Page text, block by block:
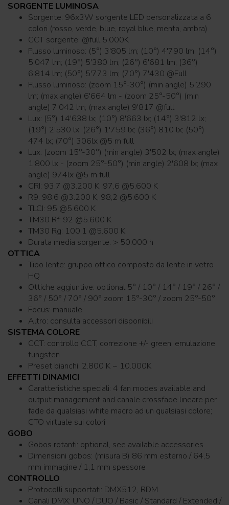
SORGENTE LUMINOSA
Sorgente: 96x3W sorgente LED personalizzata a 6
colori (rosso, verde, blue, royal blue, menta, ambra)
CCT sorgente: @full 5.000K
Flusso luminoso: (5°) 3'805 lm; (10°) 4'790 lm; (14°)
5'047 lm; (19°) 5'380 lm; (26°) 6'681 lm; (36°)
6'814 lm; (50°) 5'773 lm; (70°) 7'430 @Full
Flusso luminoso: (zoom 15°-30°) (min angle) 5'290
lm; (max angle) 6'664 lm - (zoom 25°-50°) (min
angle) 7'042 lm; (max angle) 9'817 @full
Lux: (5°) 14'638 lx; (10°) 8'663 lx; (14°) 3'812 lx;
(19°) 2'530 lx; (26°) 1'759 lx; (36°) 810 lx; (50°)
474 lx; (70°) 306lx @5 m full
Lux: (zoom 15°-30°) (min angle) 3'502 lx; (max angle)
1'800 lx - (zoom 25°-50°) (min angle) 2'608 lx; (max
angle) 974lx @5 m full
CRI: 93,7 @3.200 K; 97,6 @5.600 K
R9: 98,6 @3.200 K; 98,2 @5.600 K
TLCI: 95 @5.600 K
TM30 Rf: 92 @5.600 K
TM30 Rg: 100,1 @5.600 K
Durata media sorgente: > 50.000 h
OTTICA
Tipo lente: gruppo ottico composto da lente in vetro
HQ
Ottiche aggiuntive: optional 5° / 10° / 14° / 19° / 26° /
36° / 50° / 70° / 90° zoom 15°-30° / zoom 25°-50°
Focus: manuale
Altro: consulta accessori disponibili
SISTEMA COLORE
CCT: controllo CCT, correzione +/- green, emulazione
tungsten
Preset bianchi: 2.800 K ~ 10.000K
EFFETTI DINAMICI
Caratteristiche speciali: 4 fan modes available and
output management and canale crossfade lineare per
fade da qualsiasi white macro ad un qualsiasi colore;
CTO virtuale sui colori
GOBO
Gobos rotanti: optional, see available accessories
Dimensioni gobos: (misura B) 86 mm esterno / 64,5
mm immagine / 1,1 mm spessore
CONTROLLO
Protocolli supportati: DMX512, RDM
Canali DMX: UNO / DUO / Basic / Standard / Extended /